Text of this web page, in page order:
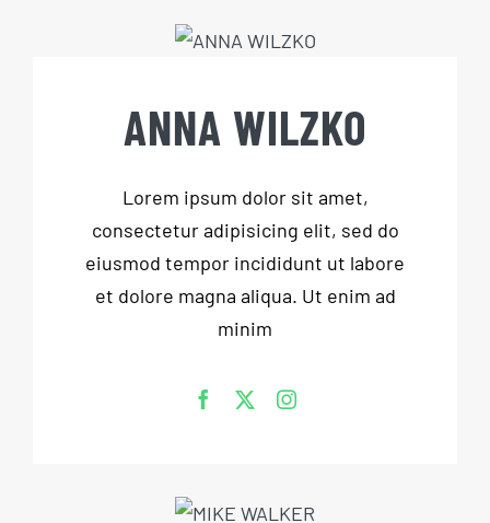
ANNA WILZKO
Lorem ipsum dolor sit amet,
consectetur adipisicing elit, sed do
eiusmod tempor incididunt ut labore
et dolore magna aliqua. Ut enim ad
minim